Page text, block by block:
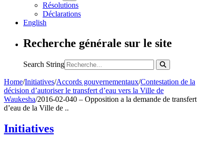
Résolutions
Déclarations
English
Recherche générale sur le site
Search String
Home/Initiatives/Accords gouvernementaux/Contestation de la
décision d’autoriser le transfert d’eau vers la Ville de
Waukesha/2016-02-040 – Opposition a la demande de transfert
d’eau de la Ville de ..
Initiatives